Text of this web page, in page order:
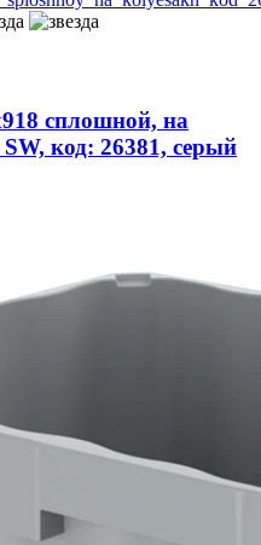
сплошной, на
код: 26381, серый